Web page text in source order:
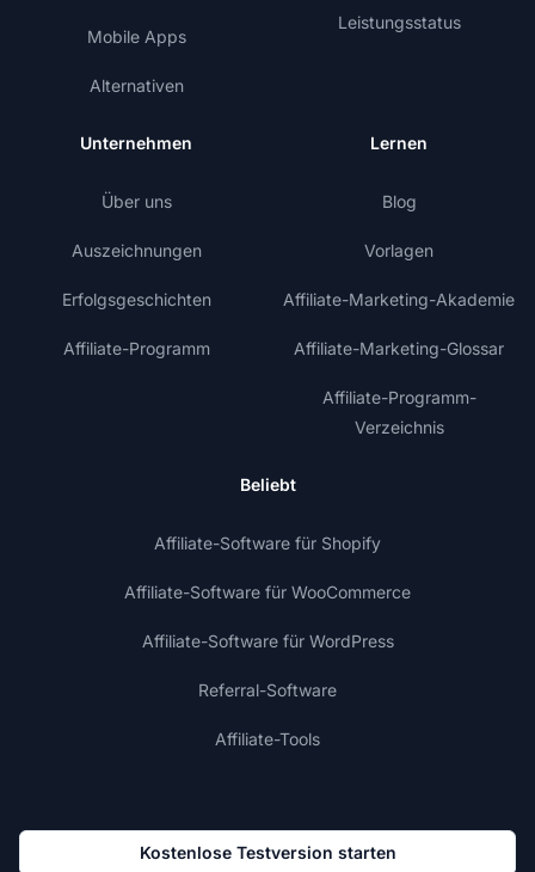
Mobile Apps
Alternativen
Leistungsstatus
Unternehmen
Über uns
Auszeichnungen
Erfolgsgeschichten
Affiliate-Programm
Lernen
Blog
Vorlagen
Affiliate-Marketing-Akademie
Affiliate-Marketing-Glossar
Affiliate-Programm-
Verzeichnis
Beliebt
Affiliate-Software für Shopify
Affiliate-Software für WooCommerce
Affiliate-Software für WordPress
Referral-Software
Affiliate-Tools
Kostenlose Testversion starten